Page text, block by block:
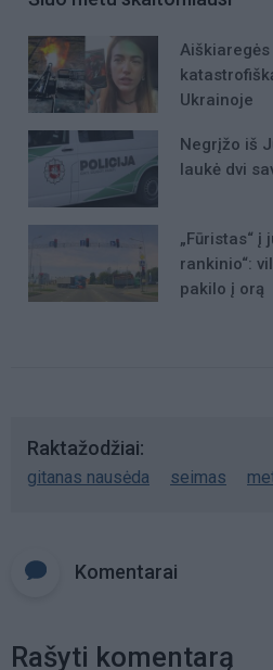
Ukrainoje
Negrįžo iš
laukė dvi
„Fūristas“ į
rankinio“:
pakilo į orą
Raktažodžiai
gitanas nausėda seimas
Komentarai
Rašyti komentarą